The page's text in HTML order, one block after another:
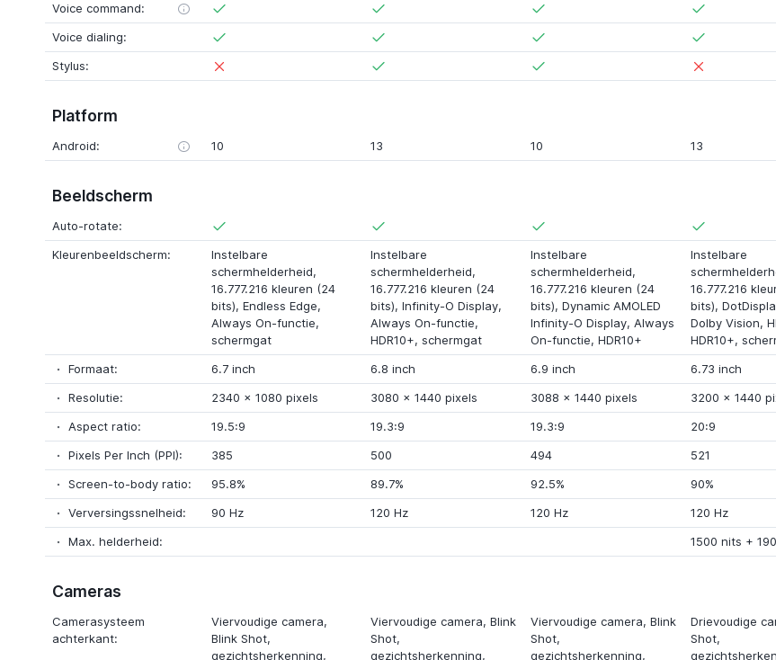
Voice command:
Voice dialing:
Stylus:
Platform
Android: 10 13 10 13
Beeldscherm
Auto-rotate:
Kleurenbeeldscherm:
Instelbare
schermhelderheid,
16.777.216 kleuren (24
bits), Endless Edge,
Always On-functie,
schermgat
Instelbare
schermhelderheid,
16.777.216 kleuren (24
bits), Infinity-O Display,
Always On-functie,
HDR10+, schermgat
Instelbare
schermhelderheid,
16.777.216 kleuren (24
bits), Dynamic AMOLED
Infinity-O Display, Always
On-functie, HDR10+
Instelbare
16.777.216
bits),
Dolby Vision,
HDR10+,
Formaat:
6.7 inch 6.8 inch 6.9 inch 6.73 inch
Resolutie:
2340 x 1080 pixels 3080 x 1440 pixels 3088 x 1440 pixels 3200 x 1440
Aspect ratio:
19.5:9 19.3:9 19.3:9 20:9
Pixels Per Inch (PPI):
385 500 494 521
Screen-to-body ratio:
95.8% 89.7% 92.5% 90%
Verversingssnelheid:
90 Hz 120 Hz 120 Hz 120 Hz
Max. helderheid:
1500 nits +
Cameras
Camerasysteem
achterkant:
Viervoudige camera,
Blink Shot,
gezichtsherkenning,
Viervoudige camera, Blink
Shot,
gezichtsherkenning,
Viervoudige camera, Blink
Shot,
gezichtsherkenning,
Drievoudige
Shot,